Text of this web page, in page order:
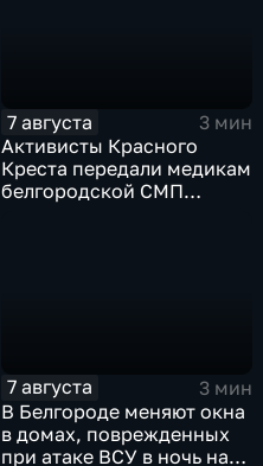
7 августа
3 мин
Активисты Красного
Креста передали медикам
белгородской СМП
7 августа
3 мин
В Белгороде меняют окна
в домах, поврежденных
при атаке ВСУ в ночь на